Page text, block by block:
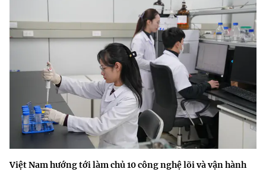
Việt Nam hướng tới làm chủ 10 công nghệ lõi và vận hành